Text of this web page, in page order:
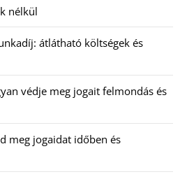
nélkül
átlátható költségek és
védje meg jogait felmondás és
meg jogaidat időben és